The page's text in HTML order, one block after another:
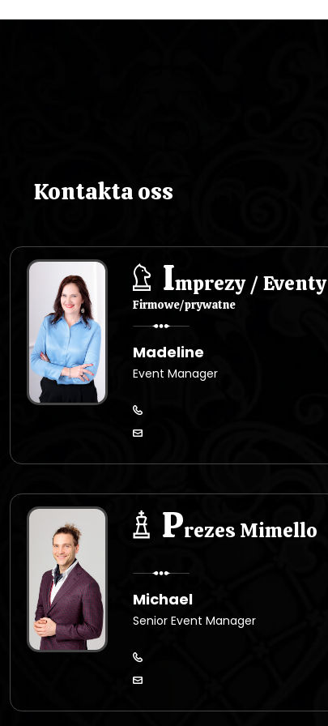
Kontakta oss
Imprezy / Eventy
Firmowe/prywatne
Madeline
Event Manager
Prezes Mimello
Michael
Senior Event Manager